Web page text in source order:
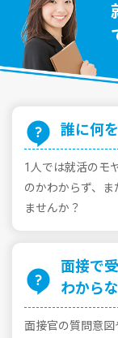
誰に何
1⼈では就活のモ
のかわからず、
ませんか？
⾯接で
わから
⾯接官の質問意図